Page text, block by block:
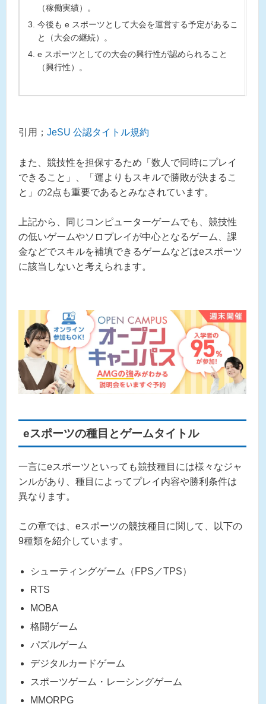
（稼働実績）。
今後も e スポーツとして大会を運営する予定があるこ
と（大会の継続）。
e スポーツとしての大会の興行性が認められること
（興行性）。
引用； JeSU 公認タイトル規約
また、競技性を担保するため「数人で同時にプレイ
できること」、「運よりもスキルで勝敗が決まるこ
と」の2点も重要であるとみなされています。
上記から、同じコンピューターゲームでも、競技性
の低いゲームやソロプレイが中心となるゲーム、課
金などでスキルを補填できるゲームなどはeスポーツ
に該当しないと考えられます。
eスポーツの種目とゲームタイトル
一言にeスポーツといっても競技種目には様々なジャ
ンルがあり、種目によってプレイ内容や勝利条件は
異なります。
この章では、eスポーツの競技種目に関して、以下の
9種類を紹介しています。
シューティングゲーム（FPS／TPS）
RTS
MOBA
格闘ゲーム
パズルゲーム
デジタルカードゲーム
スポーツゲーム・レーシングゲーム
MMORPG